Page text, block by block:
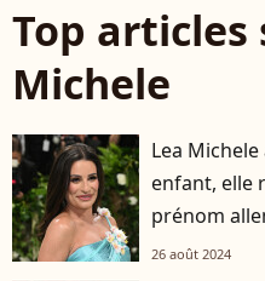
Top articles
Michele
Lea
enfant, elle
prénom
26 août 2024